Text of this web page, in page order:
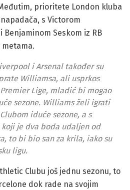
prioritete London kluba
s Victorom
Benjaminom Seskom iz RB
metama.
i Arsenal također su
Williamsa, ali usprkos
Lige, mladić bi mogao
sezone. Williams želi igrati
iduće sezone, a s
je dva boda udaljen od
to bi bio san za krila, iako su
ligu.
Clubu još jednu sezonu, to
dok rade na svojim